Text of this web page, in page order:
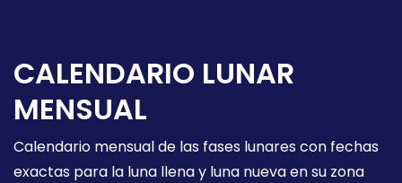
CALENDARIO LUNAR
MENSUAL
Calendario mensual de las fases lunares con fechas
exactas para la luna llena y luna nueva en su zona